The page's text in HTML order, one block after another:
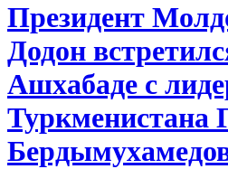
Президент
Додон
Ашхабаде с
Туркменистана